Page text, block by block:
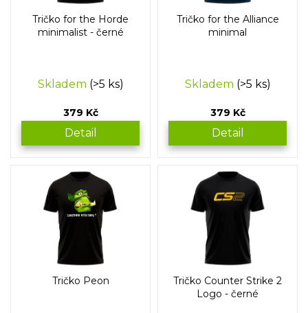
Tričko for the Horde
minimalist - černé
Skladem (>5 ks)
379 Kč
Detail
Tričko for the Alliance
minimal
Skladem (>5 ks)
379 Kč
Detail
Tričko Peon
Tričko Counter Strike 2
Logo - černé